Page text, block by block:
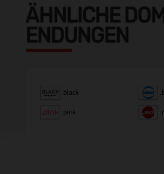
ÄHNLICHE
ENDUNGEN
.black
.pink